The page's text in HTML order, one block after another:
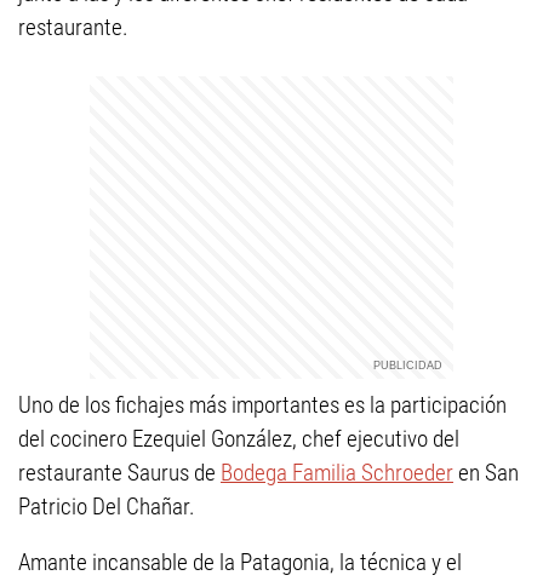
restaurante.
Uno de los fichajes más importantes es la participación
del cocinero Ezequiel González, chef ejecutivo del
restaurante Saurus de Bodega Familia Schroederen San
Patricio Del Chañar.
Amante incansable de la Patagonia, la técnica y el